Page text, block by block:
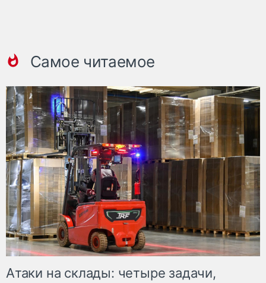
Самое читаемое
Атаки на склады: четыре задачи,